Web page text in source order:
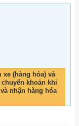
xe (hàng hóa) và
khoản khi
nhận hàng hóa